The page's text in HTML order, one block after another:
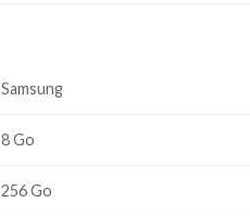
Samsung
8 Go
256 Go